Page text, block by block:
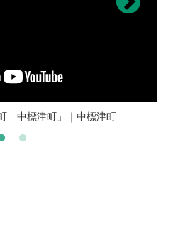
＿中標津町」｜中標津町
て氷平線！」｜別海町観光協会